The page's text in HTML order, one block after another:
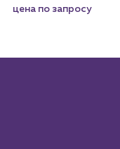
цена по запросу